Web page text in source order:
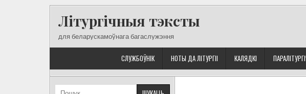
Літургічныя тэксты
для беларускамоўнага багаслужэння
СЛУЖБОЎНІК НОТЫ ДА ЛІТУРГІІ КАЛЯДКІ
Пошук: